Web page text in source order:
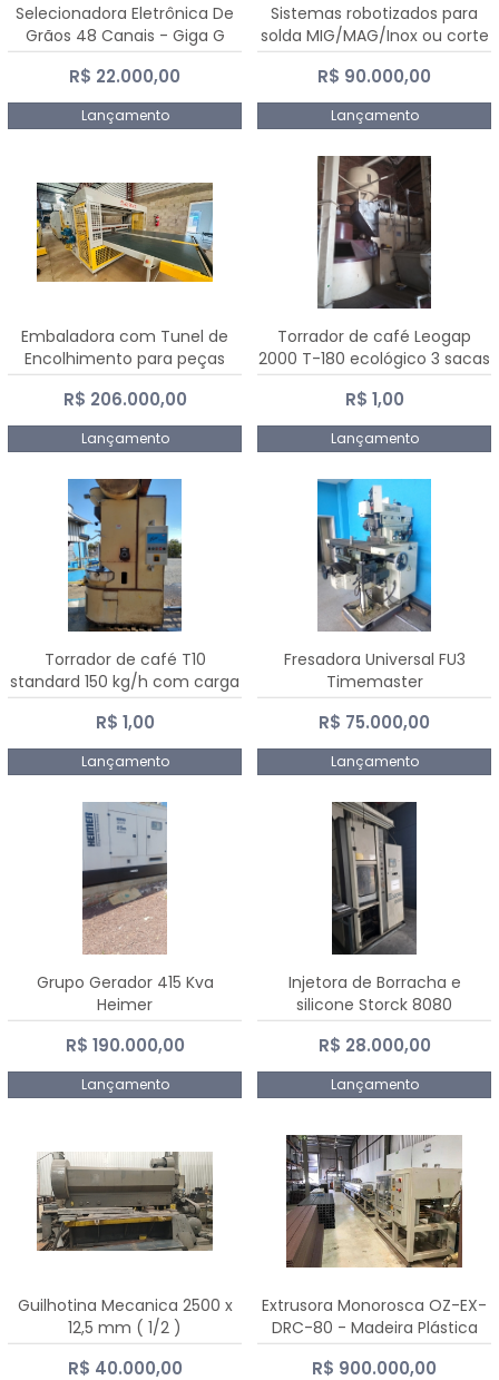
Selecionadora Eletrônica De
Grãos 48 Canais - Giga G
10000
R$ 22.000,00
Lançamento
Sistemas robotizados para
solda MIG/MAG/Inox ou corte
plasma
R$ 90.000,00
Lançamento
Embaladora com Tunel de
Encolhimento para peças
grandes portas janelas -
Dalmak
R$ 206.000,00
Lançamento
Torrador de café Leogap
2000 T-180 ecológico 3 sacas
de carga 540 kg/h
R$ 1,00
Lançamento
Torrador de café T10
standard 150 kg/h com carga
de 10 kg
R$ 1,00
Lançamento
Fresadora Universal FU3
Timemaster
R$ 75.000,00
Lançamento
Grupo Gerador 415 Kva
Heimer
R$ 190.000,00
Lançamento
Injetora de Borracha e
silicone Storck 8080
R$ 28.000,00
Lançamento
Guilhotina Mecanica 2500 x
12,5 mm ( 1/2 )
R$ 40.000,00
Extrusora Monorosca OZ-EX-
DRC-80 - Madeira Plástica
R$ 900.000,00